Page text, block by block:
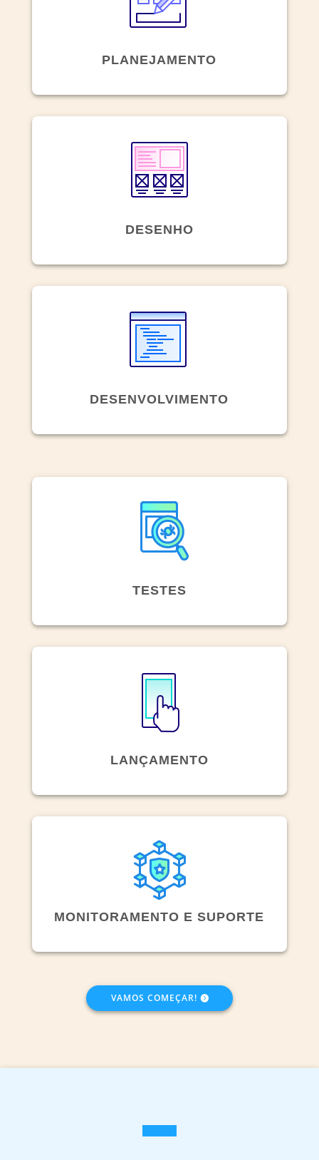
PLANEJAMENTO
DESENHO
DESENVOLVIMENTO
TESTES
LANÇAMENTO
MONITORAMENTO E SUPORTE
VAMOS COMEÇAR!